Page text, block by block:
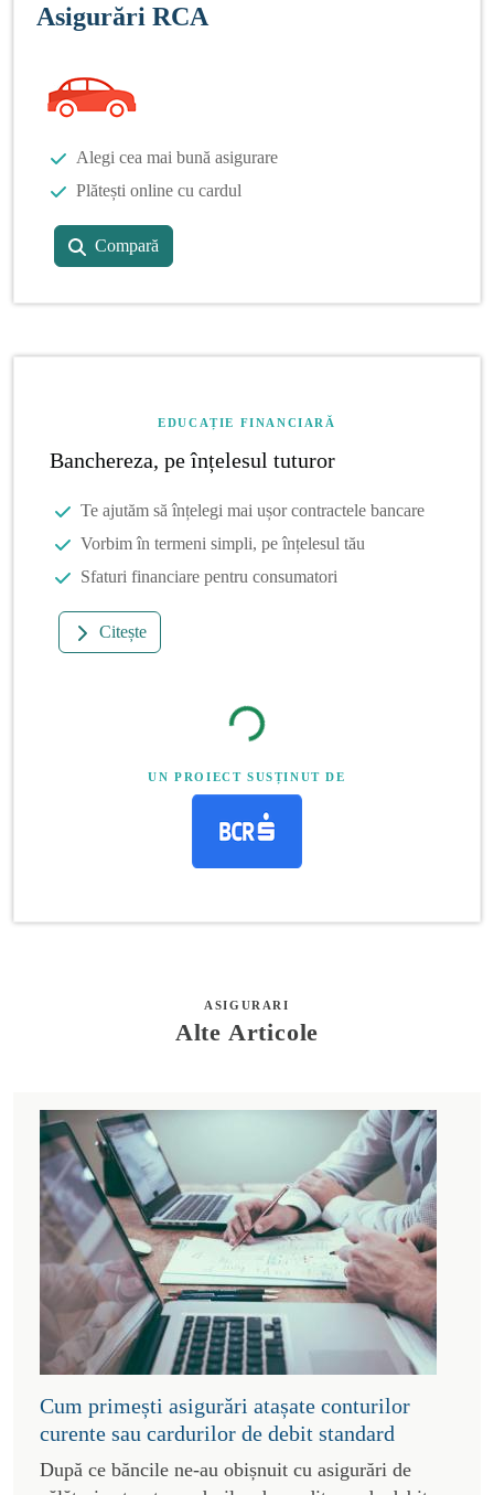
Asigurări RCA
Alegi cea mai bună asigurare
Plătești online cu cardul
Compară
EDUCAȚIE FINANCIARĂ
Banchereza, pe înțelesul tuturor
Te ajutăm să înțelegi mai ușor contractele bancare
Vorbim în termeni simpli, pe înțelesul tău
Sfaturi financiare pentru consumatori
Citește
UN PROIECT SUSȚINUT DE
ASIGURARI
Alte Articole
Cum primești asigurări atașate conturilor
curente sau cardurilor de debit standard
După ce băncile ne-au obișnuit cu asigurări de